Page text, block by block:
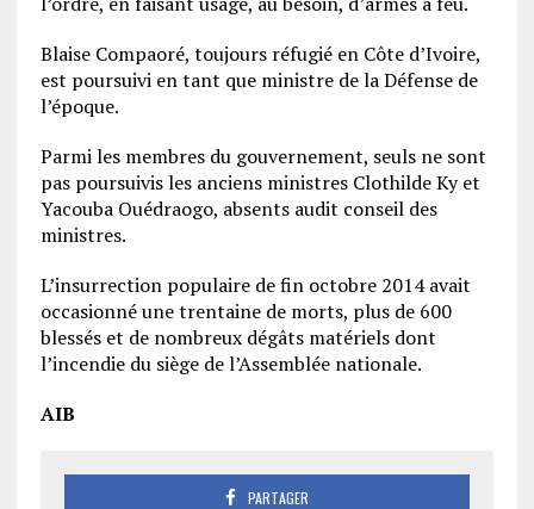
Blaise Compaoré, toujours réfugié en Côte d’Ivoire,
est poursuivi en tant que ministre de la Défense de
l’époque.
Parmi les membres du gouvernement, seuls ne sont
pas poursuivis les anciens ministres Clothilde Ky et
Yacouba Ouédraogo, absents audit conseil des
ministres.
L’insurrection populaire de fin octobre 2014 avait
occasionné une trentaine de morts, plus de 600
blessés et de nombreux dégâts matériels dont
l’incendie du siège de l’Assemblée nationale.
AIB
PARTAGER